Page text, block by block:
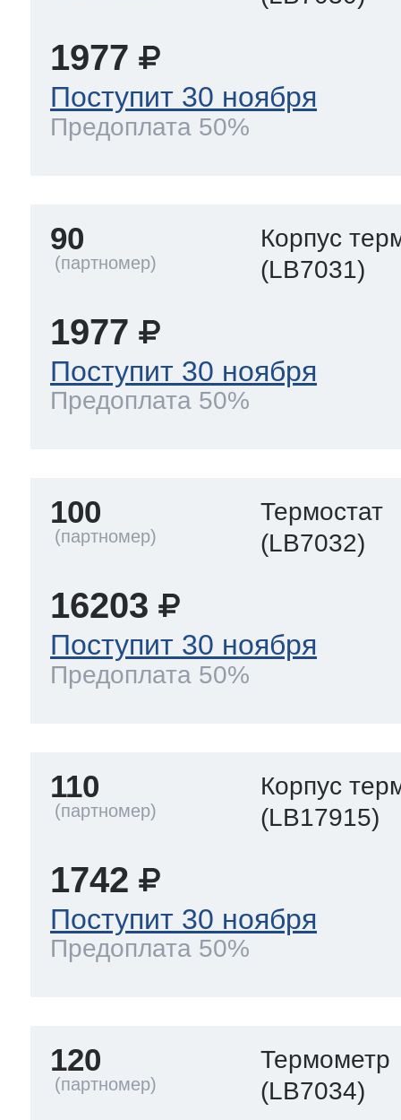
1977
Поступит 30 ноября
Предоплата 50%
90
Корпус
(LB7031)
1977
Поступит 30 ноября
Предоплата 50%
100
Термостат
(LB7032)
16203
Поступит 30 ноября
Предоплата 50%
110
Корпус
(LB17915)
1742
Поступит 30 ноября
Предоплата 50%
120
Термометр
(LB7034)